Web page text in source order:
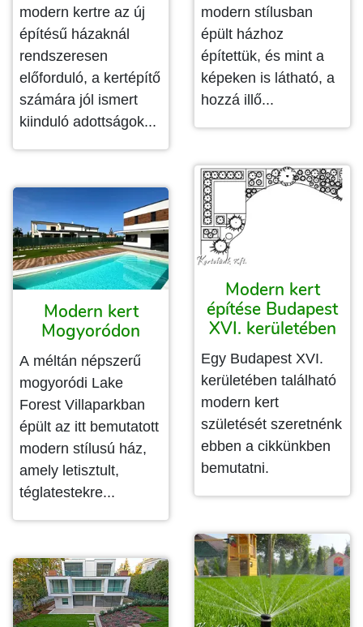
modern kertre az új
építésű házaknál
rendszeresen
előforduló, a kertépítő
számára jól ismert
kiinduló adottságok...
Modern kert
Mogyoródon
A méltán népszerű
mogyoródi Lake
Forest Villaparkban
épült az itt bemutatott
modern stílusú ház,
amely letisztult,
téglatestekre...
modern stílusban
épült házhoz
építettük, és mint a
képeken is látható, a
hozzá illő...
Modern kert
építése Budapest
XVI. kerületében
Egy Budapest XVI.
kerületében található
modern kert
születését szeretnénk
ebben a cikkünkben
bemutatni.